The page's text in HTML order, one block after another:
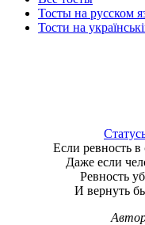
Тосты на русском
Тости на
Если ревность
Даже если
Ревность
И вернуть